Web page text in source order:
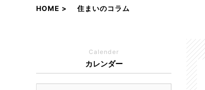
HOME 住まいのコラム
Calender
カレンダー